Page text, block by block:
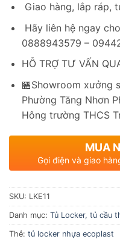
Giao hàng, lắp ráp,
Hãy liên hệ ngay
0888943579 –
HỖ TRỢ TƯ VẤN
🏪Showroom xưởng
Phường Tăng Nhơn
Hông trường THCS
MUA
Gọi điện và giao
SKU: LKE11
Danh mục: Tủ Locker, tủ cầu
Thẻ: tủ locker nhựa ecoplast